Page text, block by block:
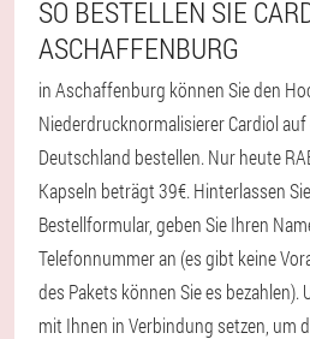
SO BESTELLEN SIE
ASCHAFFENBURG
in Aschaffenburg können Sie den
Niederdrucknormalisierer Cardiol
Deutschland bestellen. Nur heute
Kapseln beträgt 39€. Hinterlassen
Bestellformular, geben Sie Ihren
Telefonnummer an (es gibt keine
des Pakets können Sie es bezahlen).
mit Ihnen in Verbindung setzen, um